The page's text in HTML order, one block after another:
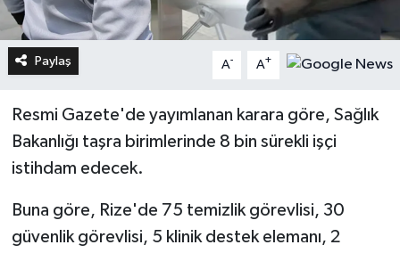
Paylaş A- A+
Resmi Gazete'de yayımlanan karara göre, Sağlık
Bakanlığı taşra birimlerinde 8 bin sürekli işçi
istihdam edecek.
Buna göre, Rize'de 75 temizlik görevlisi, 30
güvenlik görevlisi, 5 klinik destek elemanı, 2